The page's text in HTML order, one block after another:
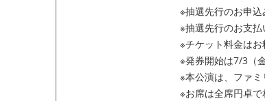
※抽選先行のお申込
※抽選先行のお支払
※チケット料金はお
※発券開始は7/3（
※本公演は、ファミ
※お席は全席円卓で